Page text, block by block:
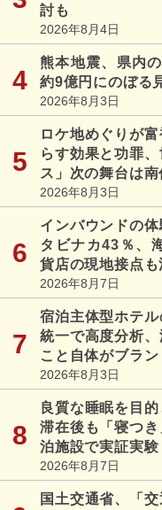
討も
2026年8月4日
熊本地震、県内
約9億円にのぼる
2026年8月3日
ロケ地めぐりが
らす効果と功罪
ス」次の舞台は南
2026年8月3日
インバウンドの
タビナカ43％、
貨店の現地接点
2026年8月7日
宿泊主体型ホテ
統一で高度分析
こと自体がブラン
2026年8月3日
良質な睡眠を目
滞在後も「寝つ
泊施設で実証実験
2026年8月7日
国土交通省、「